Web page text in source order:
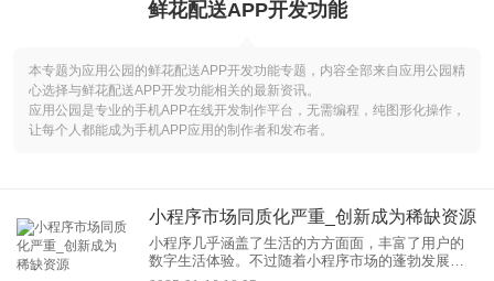
鲜花配送APP开发功能
本专题为应用公园的鲜花配送APP开发功能专题，内容全部来自应用公园精
心选择与鲜花配送APP开发功能相关的最新资讯。
应用公园是专业的手机APP在线开发制作平台，无需编程，纯图形化操作，
让每个人都能成为手机APP应用的制作者和发布者。
小程序市场同质化严重_创新成为稀缺资源
小程序几乎涵盖了生活的方方面面，丰富了用户的
数字生活体验。不过随着小程序市场的蓬勃发展，